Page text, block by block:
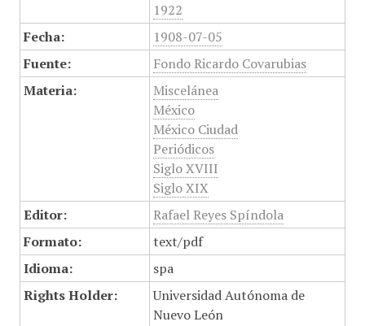
1922
Fecha:
1908-07-05
Fuente:
Fondo Ricardo Covarubias
Materia:
Miscelánea
México
México Ciudad
Periódicos
Siglo XVIII
Siglo XIX
Editor:
Rafael Reyes Spíndola
Formato:
text/pdf
Idioma:
spa
Rights Holder:
Universidad Autónoma de
Nuevo León